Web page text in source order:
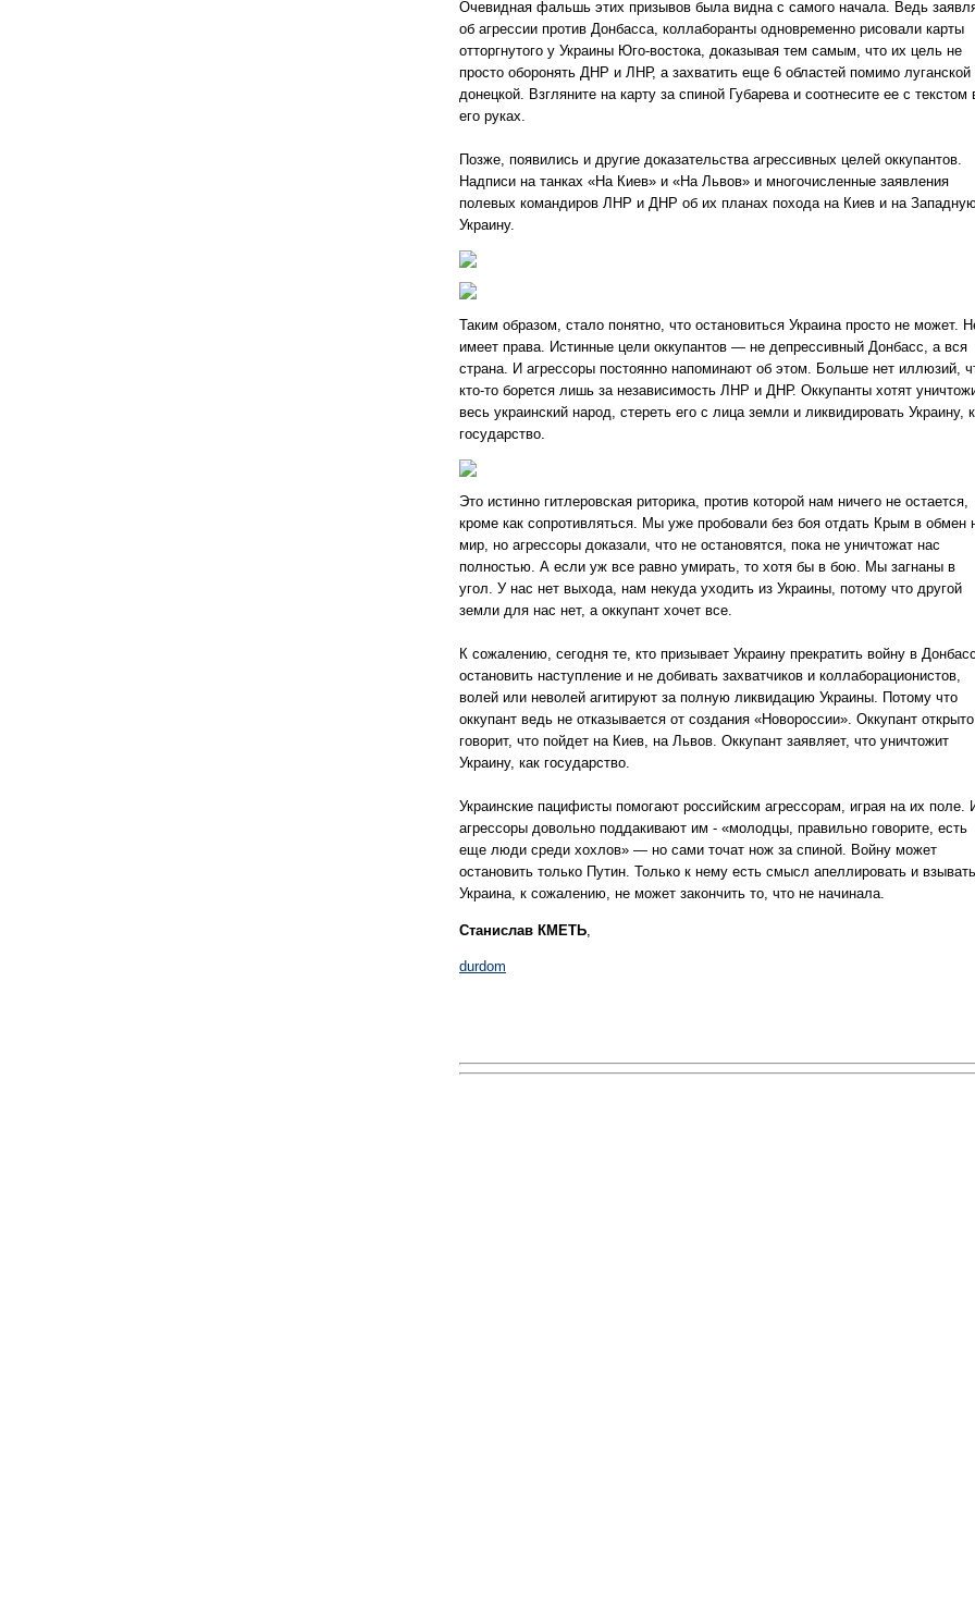
Очевидная фальшь этих призывов была видна с самого начала. Ведь
об агрессии против Донбасса, коллаборанты одновременно рисовали карты
отторгнутого у Украины Юго-востока, доказывая тем самым, что их цель не
просто оборонять ДНР и ЛНР, а захватить еще 6 областей помимо луганской
донецкой. Взгляните на карту за спиной Губарева и соотнесите ее с текстом
его руках.
Позже, появились и другие доказательства агрессивных целей оккупантов.
Надписи на танках «На Киев» и «На Львов» и многочисленные заявления
полевых командиров ЛНР и ДНР об их планах похода на Киев и на
Украину.
Таким образом, стало понятно, что остановиться Украина просто не может.
имеет права. Истинные цели оккупантов — не депрессивный Донбасс, а вся
страна. И агрессоры постоянно напоминают об этом. Больше нет иллюзий,
кто-то борется лишь за независимость ЛНР и ДНР. Оккупанты хотят
весь украинский народ, стереть его с лица земли и ликвидировать Украину,
государство.
Это истинно гитлеровская риторика, против которой нам ничего не остается,
кроме как сопротивляться. Мы уже пробовали без боя отдать Крым в обмен
мир, но агрессоры доказали, что не остановятся, пока не уничтожат нас
полностью. А если уж все равно умирать, то хотя бы в бою. Мы загнаны в
угол. У нас нет выхода, нам некуда уходить из Украины, потому что другой
земли для нас нет, а оккупант хочет все.
К сожалению, сегодня те, кто призывает Украину прекратить войну в
остановить наступление и не добивать захватчиков и коллаборационистов,
волей или неволей агитируют за полную ликвидацию Украины. Потому что
оккупант ведь не отказывается от создания «Новороссии». Оккупант открыто
говорит, что пойдет на Киев, на Львов. Оккупант заявляет, что уничтожит
Украину, как государство.
Украинские пацифисты помогают российским агрессорам, играя на их поле.
агрессоры довольно поддакивают им - «молодцы, правильно говорите, есть
еще люди среди хохлов» — но сами точат нож за спиной. Войну может
остановить только Путин. Только к нему есть смысл апеллировать и
Украина, к сожалению, не может закончить то, что не начинала.
Станислав КМЕТЬ
durdom